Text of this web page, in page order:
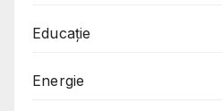
Educație
Energie